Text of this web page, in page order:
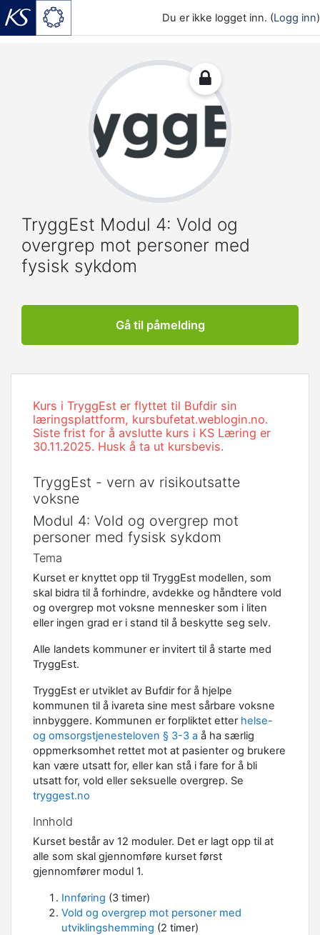
Du er ikke logget inn. (Logg inn)
TryggEst Modul 4: Vold og
overgrep mot personer med
fysisk sykdom
Gå til påmelding
Kurs i TryggEst er flyttet til Bufdir sin
læringsplattform, kursbufetat.weblogin.no.
Siste frist for å avslutte kurs i KS Læring er
30.11.2025. Husk å ta ut kursbevis.
TryggEst - vern av risikoutsatte
voksne
Modul 4: Vold og overgrep mot
personer med fysisk sykdom
Tema
Kurset er knyttet opp til TryggEst modellen, som
skal bidra til å forhindre, avdekke og håndtere vold
og overgrep mot voksne mennesker som i liten
eller ingen grad er i stand til å beskytte seg selv.
Alle landets kommuner er invitert til å starte med
TryggEst.
TryggEst er utviklet av Bufdir for å hjelpe
kommunen til å ivareta sine mest sårbare voksne
innbyggere. Kommunen er forpliktet etter helse-
og omsorgstjenesteloven § 3-3 a å ha særlig
oppmerksomhet rettet mot at pasienter og brukere
kan være utsatt for, eller kan stå i fare for å bli
utsatt for, vold eller seksuelle overgrep. Se
tryggest.no
Innhold
Kurset består av 12 moduler. Det er lagt opp til at
alle som skal gjennomføre kurset først
gjennomfører modul 1.
Innføring (3 timer)
Vold og overgrep mot personer med
utviklingshemming (2 timer)